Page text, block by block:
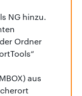
NG hinzu.
Ordner
aus